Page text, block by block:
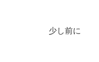
少し前に